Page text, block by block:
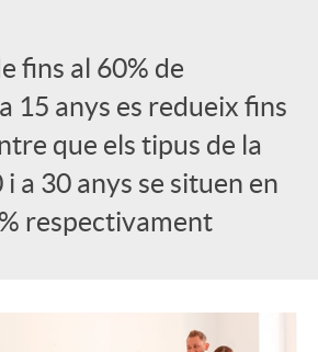
fins al 60% de
15 anys es redueix fins
que els tipus de la
a 30 anys se situen en
respectivament